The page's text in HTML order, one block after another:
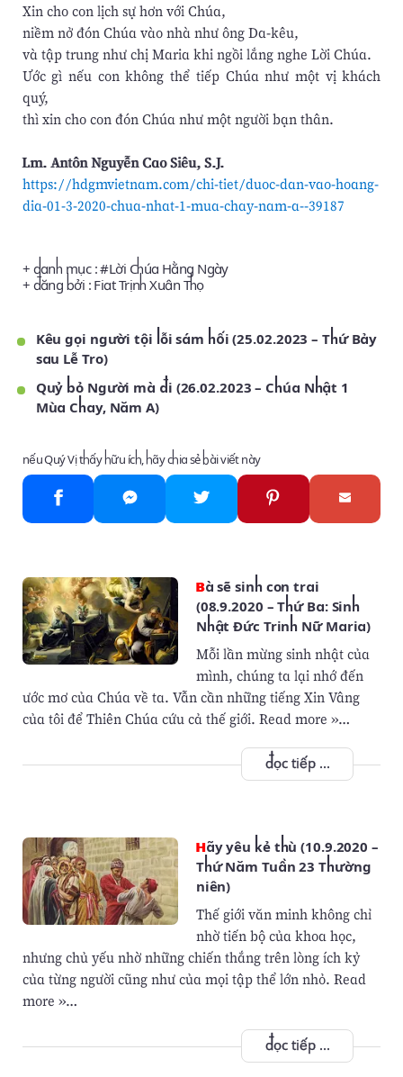
Xin cho con lịch sự hơn với Chúa,
niềm nở đón Chúa vào nhà như ông Da-kêu,
và tập trung như chị Maria khi ngồi lắng nghe Lời Chúa.
Ước gì nếu con không thể tiếp Chúa như một vị khách
quý,
thì xin cho con đón Chúa như một người bạn thân.
Lm. Antôn Nguyễn Cao Siêu, S.J.
https://hdgmvietnam.com/chi-tiet/duoc-dan-vao-hoang-
dia-01-3-2020-chua-nhat-1-mua-chay-nam-a--39187
+ danh mục : #Lời Chúa Hằng Ngày
+ đăng bởi : Fiat Trịnh Xuân Thọ
Kêu gọi người tội lỗi sám hối (25.02.2023 – Thứ Bảy
sau Lễ Tro)
Quỷ bỏ Người mà đi (26.02.2023 – Chúa Nhật 1
Mùa Chay, Năm A)
nếu Quý Vị thấy hữu ích, hãy chia sẻ bài viết này
Bà sẽ sinh con trai
(08.9.2020 – Thứ Ba: Sinh
Nhật Đức Trinh Nữ Maria)
Mỗi lần mừng sinh nhật của
mình, chúng ta lại nhớ đến
ước mơ của Chúa về ta. Vẫn cần những tiếng Xin Vâng
của tôi để Thiên Chúa cứu cả thế giới. Read more »…
đọc tiếp ...
Hãy yêu kẻ thù (10.9.2020 –
Thứ Năm Tuần 23 Thường
niên)
Thế giới văn minh không chỉ
nhờ tiến bộ của khoa học,
nhưng chủ yếu nhờ những chiến thắng trên lòng ích kỷ
của từng người cũng như của mọi tập thể lớn nhỏ. Read
more »…
đọc tiếp ...